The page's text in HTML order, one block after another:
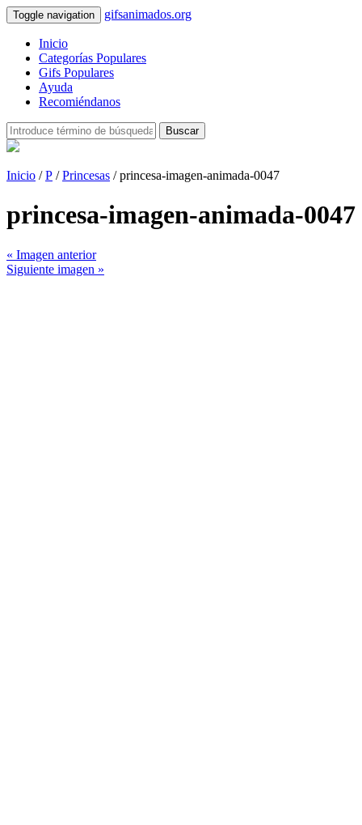
Toggle navigation gifsanimados.org
Inicio
Categorías Populares
Gifs Populares
Ayuda
Recomiéndanos
Buscar
Inicio /P /Princesas / princesa-imagen-animada-0047
princesa-imagen-animada-0047
« Imagen anterior
Siguiente imagen »